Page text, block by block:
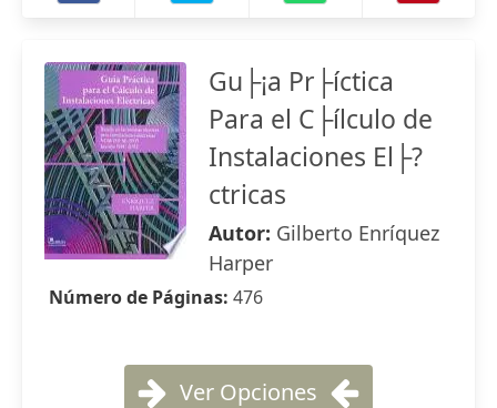
Gu├¡a Pr├íctica
Para el C├ílculo de
Instalaciones El├?
ctricas
Autor: Gilberto Enríquez
Harper
Número de Páginas: 476
Ver Opciones